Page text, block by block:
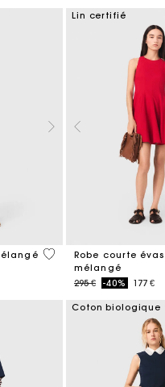
4,1 out of 5 Customer
Lin certifié
Robe courte
mélangé
Price reduced from
295 €to-40% 177 €
Coton biologique